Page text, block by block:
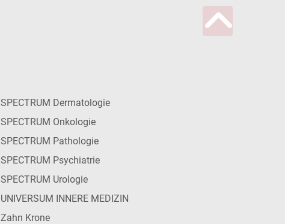
SPECTRUM Dermatologie
SPECTRUM Onkologie
SPECTRUM Pathologie
SPECTRUM Psychiatrie
SPECTRUM Urologie
UNIVERSUM INNERE MEDIZIN
Zahn Krone